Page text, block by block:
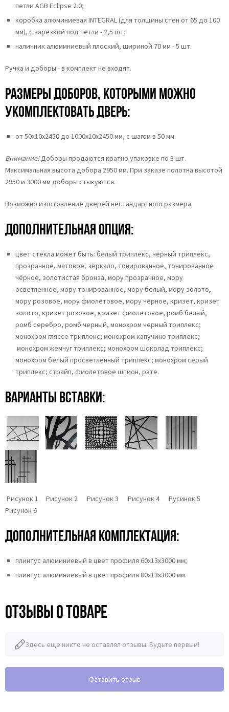
петли AGB Eclipse 2.0;
коробка алюминиевая INTEGRAL (для толщины стен от 65 до 100
мм), с зарезкой под петли - 2,5 шт;
наличник алюминиевый плоский, шириной 70 мм - 5 шт.
Ручка и доборы - в комплект не входят.
Размеры доборов, которыми можно
укомплектовать дверь:
от 50х10х2450 до 1000х10х2450 мм, с шагом в 50 мм.
Внимание!Доборы продаются кратно упаковке по 3 шт.
Максимальная высота добора 2950 мм. При заказе полотна высотой
2950 и 3000 мм доборы стыкуются.
Возможно изготовление дверей нестандартного размера.
Дополнительная опция:
цвет стекла может быть: белый триплекс, чёрный триплекс,
прозрачное, матовое, зеркало, тонированное, тонированное
чёрное, золотистая бронза, мору прозрачное, мору
осветленное, мору тонированное, мору белый, мору золото,
мору розовое, мору фиолетовое, мору чёрное, кризет, кризет
золото, кризет розовое, кризет фиолетовое, ромб белый,
ромб серебро, ромб черный, монохром черный триплекс;
монохром гляссе триплекс; монохром капучино триплекс;
монохром жемчуг триплекс; монохром шоколад триплекс;
монохром белый просветленный триплекс; монохром серый
триплекс; страйп, фиолетовое шпион, рэте.
Варианты вставки:
Рисунок 1 Рисунок 2 Рисунок 3 Рисунок 4 Русинок 5
Рисунок 6
Дополнительная комплектация:
плинтус алюминиевый в цвет профиля 60х13х3000 мм;
плинтус алюминиевый в цвет профиля 80х13х3000 мм.
Отзывы о товаре
Здесь еще никто не оставлял отзывы. Будьте первым!
Оставить отзыв